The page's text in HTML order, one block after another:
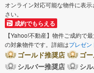
オンライン対応可能な物件に表
さい。
成約でもらえる
【Yahoo!不動産】物件ご成約で
の対象物件です。詳細はプレゼン
ゴールド推奨店
ゴ
シルバー推奨店
シ